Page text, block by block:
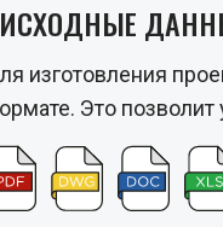
ИСХОДНЫЕ
изготовления
Это позволит